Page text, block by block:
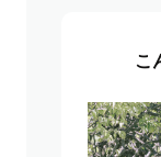
こ